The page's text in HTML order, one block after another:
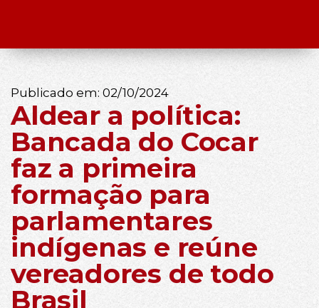
Publicado em: 02/10/2024
Aldear a política:
Bancada do Cocar
faz a primeira
formação para
parlamentares
indígenas e reúne
vereadores de todo
Brasil